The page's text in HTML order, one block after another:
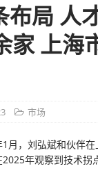
布局 人
家 上海
市场
1月，刘弘斌和伙伴
年观察到技术